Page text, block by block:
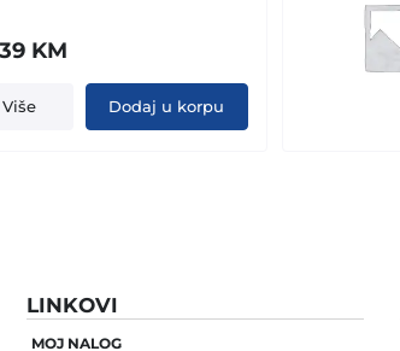
KM
Više Dodaj u korpu
LINKOVI
MOJ NALOG